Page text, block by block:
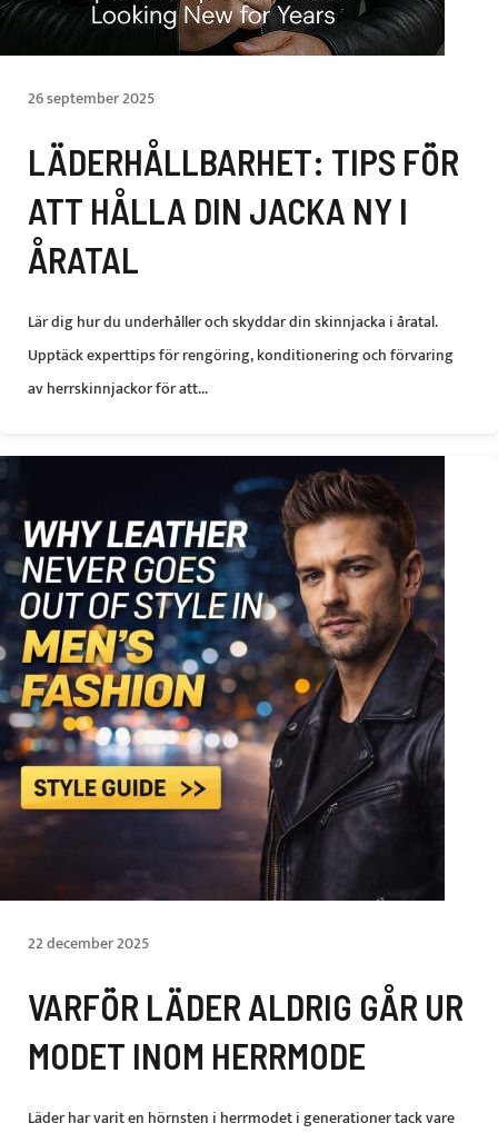
26 september 2025
LÄDERHÅLLBARHET: TIPS FÖR
ATT HÅLLA DIN JACKA NY I
ÅRATAL
Lär dig hur du underhåller och skyddar din skinnjacka i åratal.
Upptäck experttips för rengöring, konditionering och förvaring
av herrskinnjackor för att...
22 december 2025
VARFÖR LÄDER ALDRIG GÅR UR
MODET INOM HERRMODE
Läder har varit en hörnsten i herrmodet i generationer tack vare